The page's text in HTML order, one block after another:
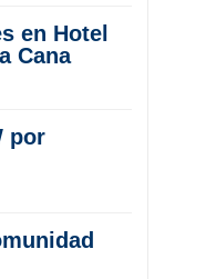
en Hotel
Cana
por